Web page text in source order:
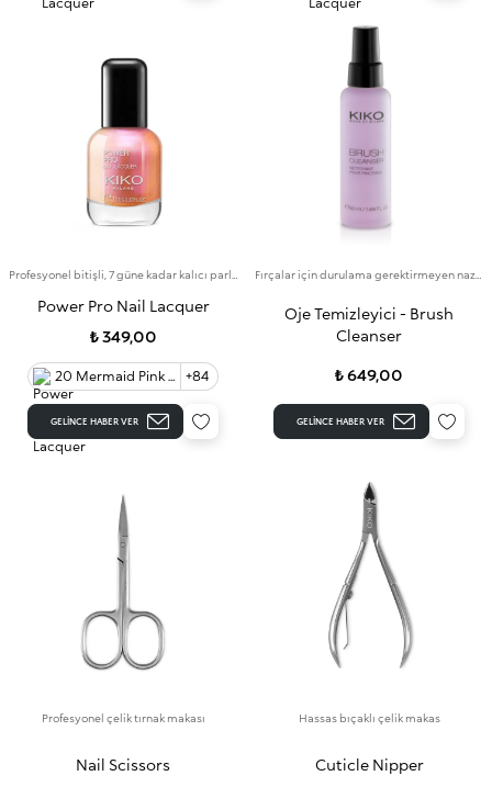
Power Pro Nail Lacquer
₺ 349,00
20 Mermaid Pink 0 +84
GELINCE HABER VER
Oje Temizleyici - Brush
Cleanser
₺ 649,00
GELINCE HABER VER
Profesyonel çelik tırnak makası
Nail Scissors
Hassas bıçaklı çelik makas
Cuticle Nipper